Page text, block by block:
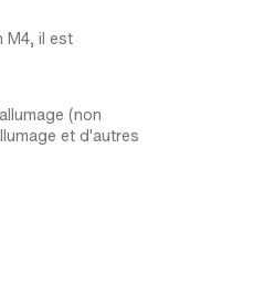
M4, il est
(non
et d'autres